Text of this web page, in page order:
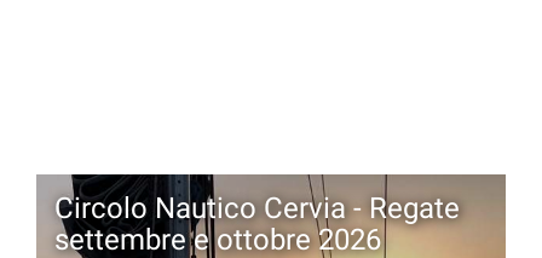
Circolo Nautico Cervia - Regate
settembre e ottobre 2026